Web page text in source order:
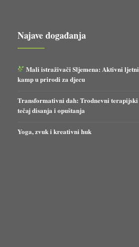
Najave događanja
Mali istraživači Sljemena: Aktivni ljetni
kamp u prirodi za djecu
Transformativni dah: Trodnevni terapijski
tečaj disanja i opuštanja
Yoga, zvuk i kreativni huk